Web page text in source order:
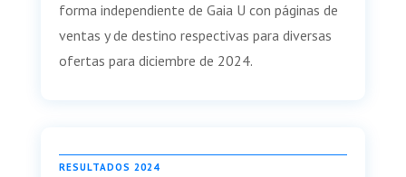
forma independiente de Gaia U con páginas de
ventas y de destino respectivas para diversas
ofertas para diciembre de 2024.
RESULTADOS 2024